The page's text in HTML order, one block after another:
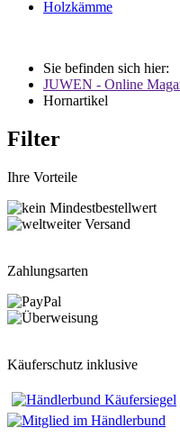
Holzkämme
Sie befinden sich hier:
JUWEN - Online
Hornartikel
Filter
Ihre Vorteile
Zahlungsarten
Käuferschutz inklusive